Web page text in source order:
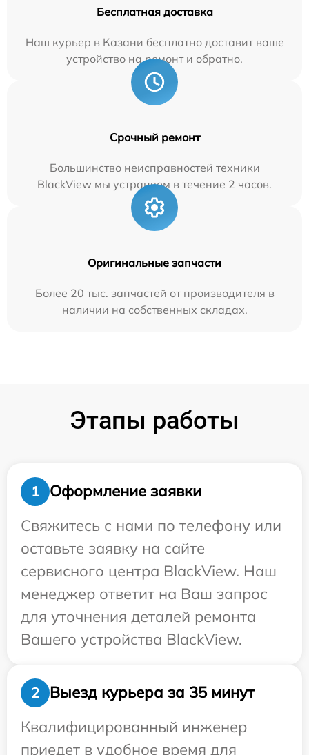
Бесплатная доставка
Наш курьер в Казани бесплатно доставит ваше
устройство на ремонт и обратно.
Срочный ремонт
Большинство неисправностей техники
BlackView мы устраняем в течение 2 часов.
Оригинальные запчасти
Более 20 тыс. запчастей от производителя в
наличии на собственных складах.
Этапы работы
1
Оформление заявки
Свяжитесь с нами по телефону или
оставьте заявку на сайте
сервисного центра BlackView. Наш
менеджер ответит на Ваш запрос
для уточнения деталей ремонта
Вашего устройства BlackView.
2
Выезд курьера за 35 минут
Квалифицированный инженер
приедет в удобное время для